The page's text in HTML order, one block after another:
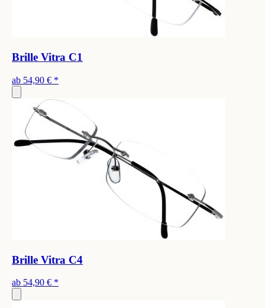
Brille Vitra C1
ab 54,90 € *
Brille Vitra C4
ab 54,90 € *